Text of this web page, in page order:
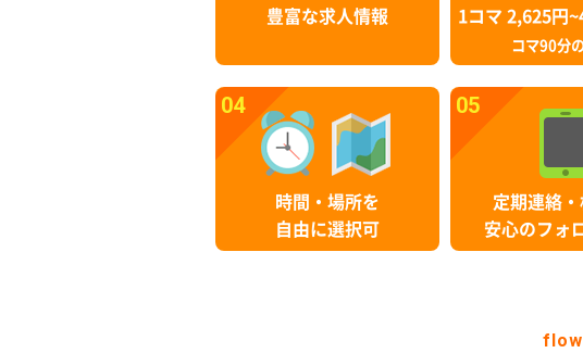
豊富な求人情報
1コマ 2,625円
コマ90分
04
時間・場所を
自由に選択可
05
定期連絡
安心のフォ
flow